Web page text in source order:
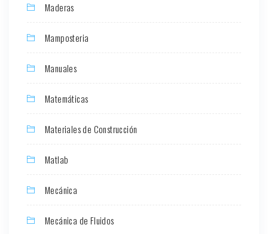
Maderas
Mamposteria
Manuales
Matemáticas
Materiales de Construcción
Matlab
Mecánica
Mecánica de Fluidos